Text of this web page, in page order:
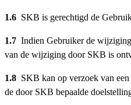
1.6 SKB is gerechtigd de
1.7 Indien Gebruiker de
van de wijziging door SKB is
1.8 SKB kan op verzoek van
de door SKB bepaalde